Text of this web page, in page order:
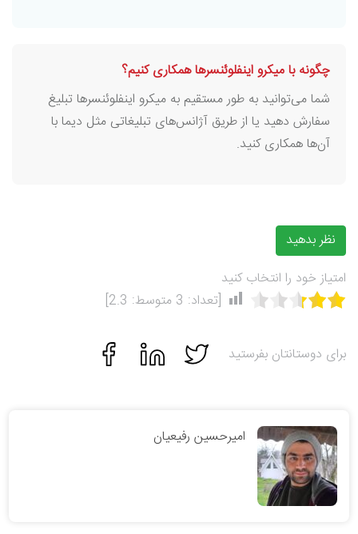
چگونه با میکرو اینفلوئنسرها همکاری کنیم؟
شما می‌توانید به طور مستقیم به میکرو اینفلوئنسرها تبلیغ
سفارش دهید یا از طریق آژانس‌های تبلیغاتی مثل دیما با
آن‌ها همکاری کنید.
نظر بدهید
امتیاز خود را انتخاب کنید
[تعداد: 3 متوسط: 2.3
]
برای دوستانتان بفرستید
امیرحسین رفیعیان